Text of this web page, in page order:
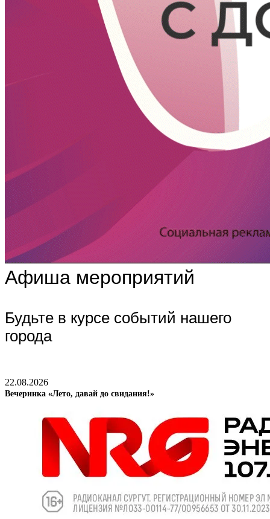
Афиша мероприятий
Будьте в курсе событий нашего
города
22.08.2026
Вечеринка «Лето, давай до свидания!»